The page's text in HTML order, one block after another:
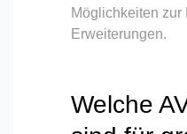
Möglichkeiten zur
Erweiterungen.
Welche